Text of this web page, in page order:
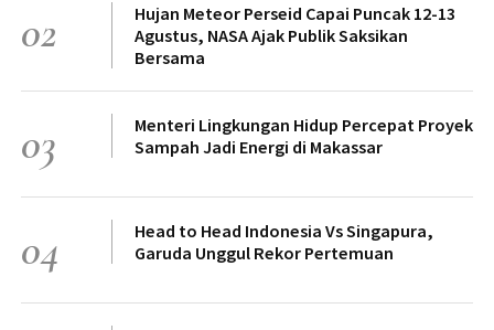
02
Hujan Meteor Perseid Capai Puncak 12-13
Agustus, NASA Ajak Publik Saksikan
Bersama
03
Menteri Lingkungan Hidup Percepat Proyek
Sampah Jadi Energi di Makassar
04
Head to Head Indonesia Vs Singapura,
Garuda Unggul Rekor Pertemuan